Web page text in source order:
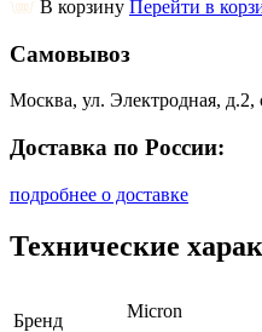
В корзину Перейти в
Самовывоз
Москва, ул. Электродная, д.2,
Доставка по России:
подробнее о доставке
Технические
Бренд Micron